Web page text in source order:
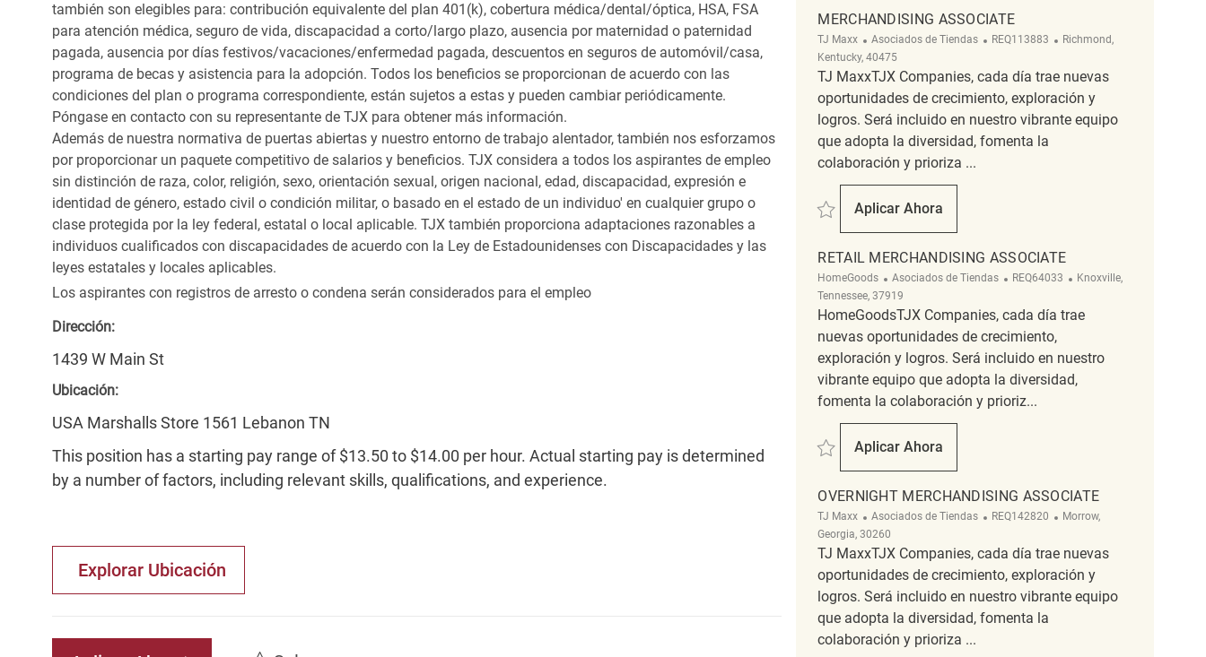
también son elegibles para: contribución equivalente del plan 401(k), cobertura médica/dental/óptica, HSA, FSA
para atención médica, seguro de vida, discapacidad a corto/largo plazo, ausencia por maternidad o paternidad
pagada, ausencia por días festivos/vacaciones/enfermedad pagada, descuentos en seguros de automóvil/casa,
programa de becas y asistencia para la adopción. Todos los beneficios se proporcionan de acuerdo con las
condiciones del plan o programa correspondiente, están sujetos a estas y pueden cambiar periódicamente.
Póngase en contacto con su representante de TJX para obtener más información.
Además de nuestra normativa de puertas abiertas y nuestro entorno de trabajo alentador, también nos esforzamos
por proporcionar un paquete competitivo de salarios y beneficios. TJX considera a todos los aspirantes de empleo
sin distinción de raza, color, religión, sexo, orientación sexual, origen nacional, edad, discapacidad, expresión e
identidad de género, estado civil o condición militar, o basado en el estado de un individuo' en cualquier grupo o
clase protegida por la ley federal, estatal o local aplicable. TJX también proporciona adaptaciones razonables a
individuos cualificados con discapacidades de acuerdo con la Ley de Estadounidenses con Discapacidades y las
leyes estatales y locales aplicables.
Los aspirantes con registros de arresto o condena serán considerados para el empleo
Dirección:
1439 W Main St
Ubicación:
USA Marshalls Store 1561 Lebanon TN
This position has a starting pay range of $13.50 to $14.00 per hour. Actual starting pay is determined
by a number of factors, including relevant skills, qualifications, and experience.
Explorar Ubicación
MERCHANDISING ASSOCIATE
TJ Maxx Categoría
Asociados de Tiendas ReqId
REQ113883 Ubicación
Richmond,
Kentucky, 40475
TJ MaxxTJX Companies, cada día trae nuevas
oportunidades de crecimiento, exploración y
logros. Será incluido en nuestro vibrante equipo
que adopta la diversidad, fomenta la
colaboración y prioriza ...
Salvar Merchandising Associate REQ113883
Aplicar Ahora
Merchandising Associate
RETAIL MERCHANDISING ASSOCIATE
HomeGoods Categoría
Asociados de Tiendas ReqId
REQ64033 Ubicación
Knoxville,
Tennessee, 37919
HomeGoodsTJX Companies, cada día trae
nuevas oportunidades de crecimiento,
exploración y logros. Será incluido en nuestro
vibrante equipo que adopta la diversidad,
fomenta la colaboración y prioriz...
Salvar Retail Merchandising Associate REQ64033
Aplicar Ahora
Retail Merchandising Associate
OVERNIGHT MERCHANDISING ASSOCIATE
TJ Maxx Categoría
Asociados de Tiendas ReqId
REQ142820 Ubicación
Morrow,
Georgia, 30260
TJ MaxxTJX Companies, cada día trae nuevas
oportunidades de crecimiento, exploración y
logros. Será incluido en nuestro vibrante equipo
que adopta la diversidad, fomenta la
colaboración y prioriza ...